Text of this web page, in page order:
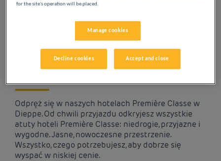
NASZE HOTELE W
DIEPPE W NISKICH
CENACH
Odpręż się w naszych hotelach Première Classe w
Dieppe. Od chwili przyjazdu odkryjesz wszystkie
atuty hoteli Première Classe: niedrogie, przyjazne i
wygodne. Jasne, nowoczesne przestrzenie.
Wszystko, czego potrzebujesz, aby dobrze się
wyspać w niskiej cenie.
for the site's operation will be placed.
Manage cookies
Decline cookies Accept and close